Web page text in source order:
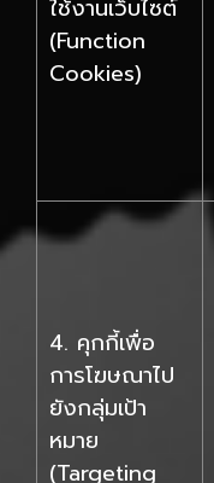
ใช้งานเว็บไซต์
(Function
Cookies)
4. คุกกี้เพื่อ
การโฆษณาไป
ยังกลุ่มเป้า
หมาย
(Targeting